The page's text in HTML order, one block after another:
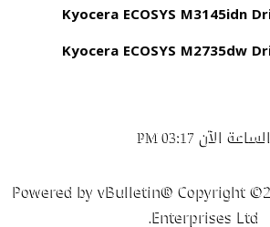
Kyocera ECOSYS M3145idn
Kyocera ECOSYS M2735dw
الساعة الآن 03:17 PM
Powered by vBulletin® Copyright
Enterprises Ltd.